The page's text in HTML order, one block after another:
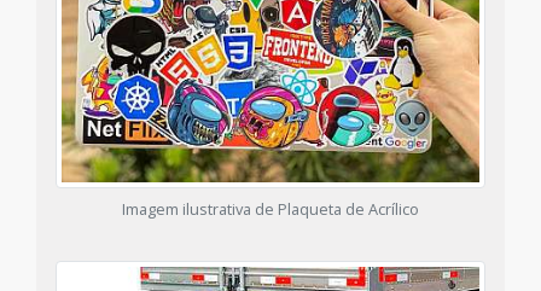
Imagem ilustrativa de Plaqueta de Acrílico